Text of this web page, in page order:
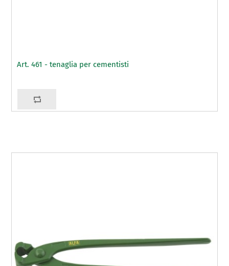
Art. 461 - tenaglia per cementisti